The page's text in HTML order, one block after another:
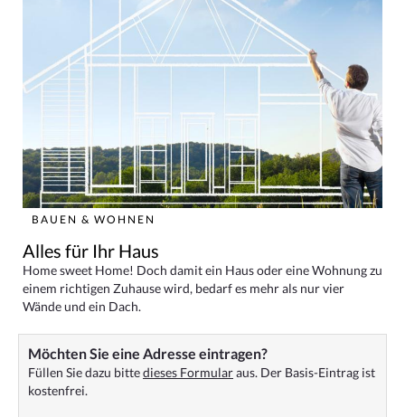
BAUEN & WOHNEN
Alles für Ihr Haus
Home sweet Home! Doch damit ein Haus oder eine Wohnung zu
einem richtigen Zuhause wird, bedarf es mehr als nur vier
Wände und ein Dach.
Möchten Sie eine Adresse eintragen?
Füllen Sie dazu bittedieses Formularaus. Der Basis-Eintrag ist
kostenfrei.